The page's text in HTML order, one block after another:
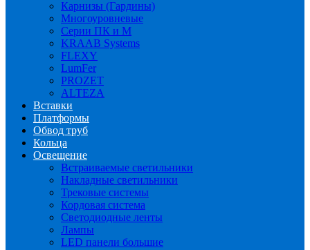
Карнизы (Гардины)
Многоуровневые
Серии ПК и М
KRAAB Systems
FLEXY
LumFer
PROZET
ALTEZA
Вставки
Платформы
Обвод труб
Кольца
Освещение
Встраиваемые светильники
Накладные светильники
Трековые системы
Кордовая система
Светодиодные ленты
Лампы
LED панели большие